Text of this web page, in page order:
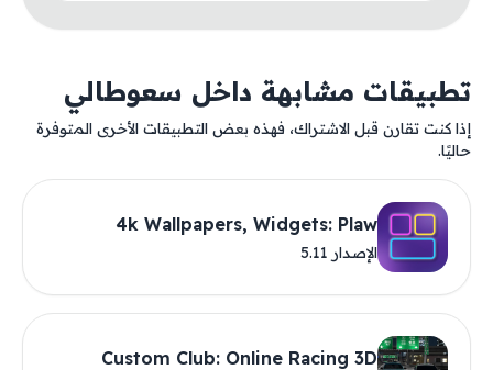
تطبيقات مشابهة داخل سعوطالي
إذا كنت تقارن قبل الاشتراك، فهذه بعض التطبيقات الأخرى المتوفرة
حاليًا.
4k Wallpapers, Widgets: Plaw
الإصدار 5.11
Custom Club: Online Racing 3D